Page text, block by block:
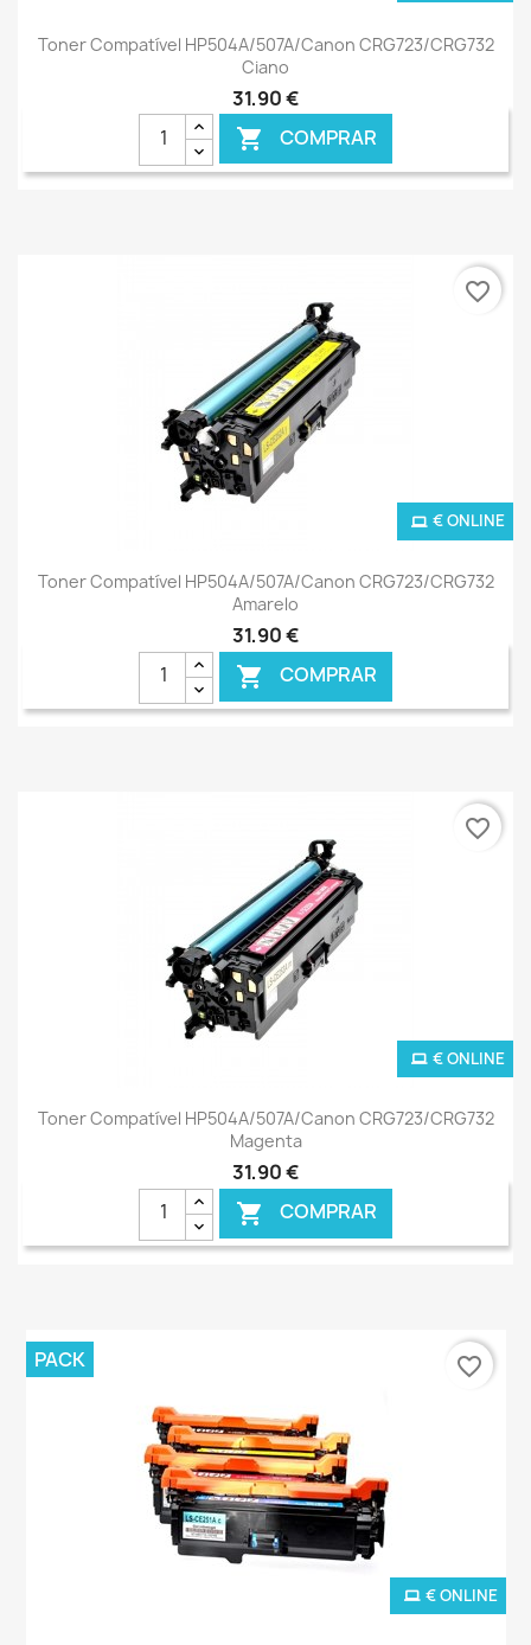
Toner Compatível HP504A/507A/Canon CRG723/CRG732
Ciano
31,90 €
 COMPRAR
Toner Compatível HP504A/507A/Canon CRG723/CRG732
Amarelo
31,90 €
 COMPRAR
€ ONLINE
favorite_border
Toner Compatível HP504A/507A/Canon CRG723/CRG732
Magenta
31,90 €
 COMPRAR
€ ONLINE
favorite_border
€ ONLINE
PACK favorite_border